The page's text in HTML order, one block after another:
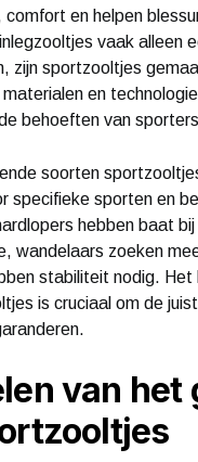
comfort en helpen
vaak alleen
zijn sportzooltjes
en
behoeften van
soorten
specifieke sporten en
hebben baat
wandelaars zoeken
stabiliteit nodig. Het
is cruciaal om de
van het